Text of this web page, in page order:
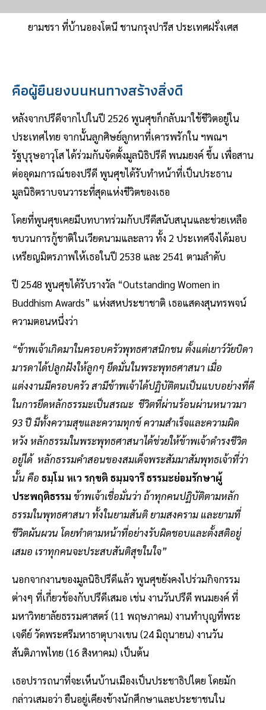
ยามชรา ที่บ้านอองโตนี ชานกรุงปารีส ประเทศฝรั่งเศส
คือผู้ยืนยงบนหนทางสร้างสิ่งดี
หลังจากปรีดีจากไปในปี 2526 พูนศุขก็กลับมาใช้ชีวิตอยู่ใน
ประเทศไทย จากนั้นลูกศิษย์ลูกหาที่เคารพรักใน ฯพณฯ
รัฐบุรุษอาวุโส ได้ร่วมกันจัดตั้งมูลนิธิปรีดี พนมยงค์ ขึ้น เพื่อสาน
ต่ออุดมการณ์ของปรีดี พูนศุขได้รับทำหน้าที่เป็นประธาน
มูลนิธิตราบจนวาระที่สุดแห่งชีวิตของเธอ
โดยที่พูนศุขเคยมีบทบาทร่วมกับปรีดีสนับสนุนและช่วยเหลือ
ขบวนการกู้ชาติในเวียดนามและลาว ทั้ง 2 ประเทศจึงได้มอบ
เหรียญมิตรภาพให้เธอในปี 2538 และ 2541 ตามลำดับ
ปี 2548 พูนศุขได้รับรางวัล “Outstanding Women in
Buddhism Awards” แห่งสหประชาชาติ เธอแสดงสุนทรพจน์
ความตอนหนึ่งว่า
“ข้าพเจ้าเกิดมาในครอบครัวพุทธศาสนิกชน ตั้งแต่เยาว์วัยบิดา
มารดาได้ปลูกฝังให้ลูกๆ ยึดมั่นในพระพุทธศาสนา เมื่อ
แต่งงานมีครอบครัว สามีข้าพเจ้าได้ปฏิบัติตนเป็นแบบอย่างที่ดี
ในการยึดหลักธรรมะเป็นสรณะ ชีวิตที่ผ่านร้อนผ่านหนาวมา
93 ปี มีทั้งความสุขและความทุกข์ ความสำเร็จและความผิด
หวัง หลักธรรมในพระพุทธศาสนาได้ช่วยให้ข้าพเจ้าดำรงชีวิต
อยู่ได้ หลักธรรมคำสอนของสมเด็จพระสัมมาสัมพุทธเจ้าที่ว่า
นั้น คือ ธมฺโม หเว รกฺขติ ธมฺมจารึ ธรรมะย่อมรักษาผู้
ประพฤติธรรม ข้าพเจ้าเชื่อมั่นว่า ถ้าทุกคนปฏิบัติตามหลัก
ธรรมในพุทธศาสนา ทั้งในยามสันติ ยามสงคราม และยามที่
ชีวิตผันผวน โดยทำตามหน้าที่อย่างรับผิดชอบและตั้งสติอยู่
เสมอ เราทุกคนจะประสบสันติสุขในใจ”
นอกจากงานของมูลนิธิปรีดีแล้ว พูนศุขยังคงไปร่วมกิจกรรม
ต่างๆ ที่เกี่ยวข้องกับปรีดีเสมอ เช่น งานวันปรีดี พนมยงค์ ที่
มหาวิทยาลัยธรรมศาสตร์ (11 พฤษภาคม) งานทำบุญที่พระ
เจดีย์ วัดพระศรีมหาธาตุบางเขน (24 มิถุนายน) งานวัน
สันติภาพไทย (16 สิงหาคม) เป็นต้น
เธอปรารถนาที่จะเห็นบ้านเมืองเป็นประชาธิปไตย โดยมัก
กล่าวเสมอว่า ยืนอยู่เคียงข้างนักศึกษาและประชาชนใน